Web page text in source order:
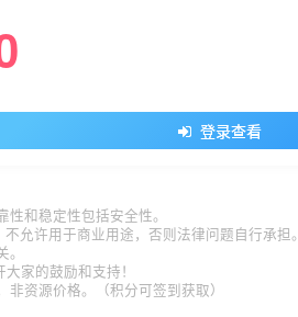
登录查看
和稳定性包括安全性。
允许用于商业用途，否则法律问题自行承担。
家的鼓励和支持！
资源价格。（积分可签到获取）